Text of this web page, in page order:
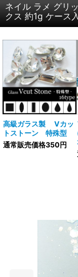
ネイル ラメ グリ
クス 約1g ケース
高級ガラス製 Vカッ
トストーン 特殊型
通常販売価格350円